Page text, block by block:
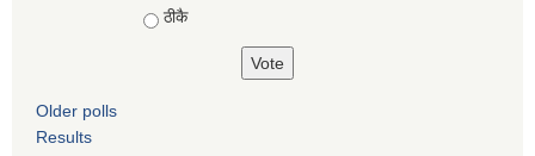
ठीकै
Older polls
Results